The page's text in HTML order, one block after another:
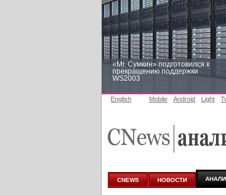
«Mr. Сумкин» подготовился к
прекращению поддержки
WS2003
аналитике
English Mobile Android Light
CNEWS НОВОСТИ